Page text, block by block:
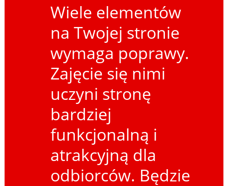
Wiele elementów
na Twojej stronie
wymaga poprawy.
Zajęcie się nimi
uczyni stronę
bardziej
funkcjonalną i
atrakcyjną dla
odbiorców. Będzie